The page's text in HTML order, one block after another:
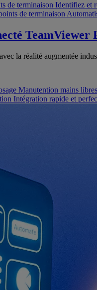
de terminaison Identifiez et
de terminaison
TeamViewer
la réalité augmentée
Manutention mains libres
Intégration rapide et